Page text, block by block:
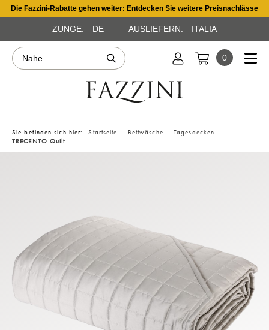
Die Fazzini-Rabatte gehen weiter: Entdecken Sie weitere Preisnachlässe
ZUNGE: DE AUSLIEFERN: ITALIA
0
Sie befinden sich hier: Startseite Bettwäsche
Tagesdecken
TRECENTO Quilt